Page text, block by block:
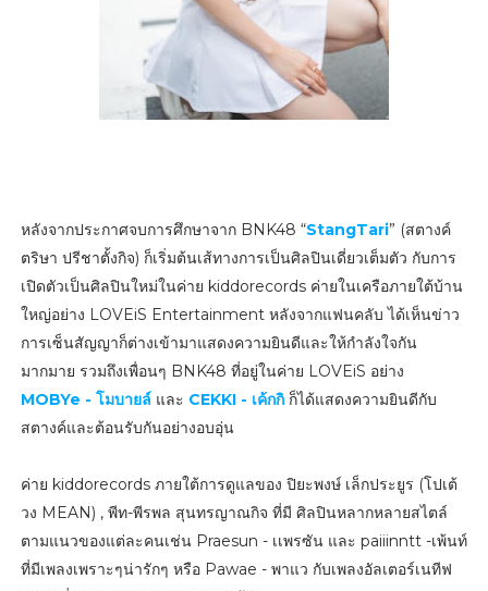
หลังจากประกาศจบการศึกษาจาก BNK48 “StangTari” (สตางค์
ตริษา ปรีชาตั้งกิจ) ก็เริ่มต้นเส้ทางการเป็นศิลปินเดี่ยวเต็มตัว กับการ
เปิดตัวเป็นศิลปินใหม่ในค่าย kiddorecords ค่ายในเครือภายใต้บ้าน
ใหญ่อย่าง LOVEiS Entertainment หลังจากแฟนคลับ ได้เห็นข่าว
การเซ็นสัญญาก็ต่างเข้ามาแสดงความยินดีและให้กำลังใจกัน
มากมาย รวมถึงเพื่อนๆ BNK48 ที่อยู่ในค่าย LOVEiS อย่าง
MOBYe - โมบายล์ และ CEKKI - เค้กกิก็ได้แสดงความยินดีกับ
สตางค์และต้อนรับกันอย่างอบอุ่น
ค่าย kiddorecords ภายใต้การดูแลของ ปิยะพงษ์ เล็กประยูร (โปเต้
วง MEAN) , พีท-พีรพล สุนทรญาณกิจ ที่มี ศิลปินหลากหลายสไตล์
ตามแนวของแต่ละคนเช่น Praesun - เเพรซัน และ paiiinntt -เพ้นท์
ที่มีเพลงเพราะๆน่ารักๆ หรือ Pawae - พาแว กับเพลงอัลเตอร์เนทีฟ